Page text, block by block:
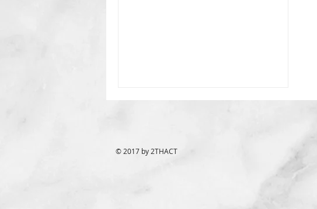
© 2017 by 2THACT